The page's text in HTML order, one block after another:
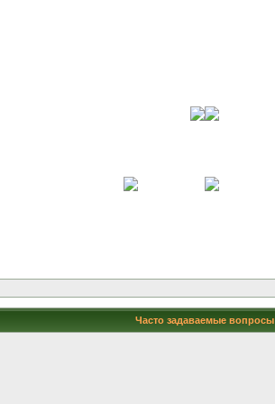
Часто задаваемые вопросы